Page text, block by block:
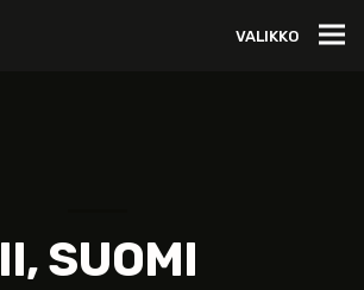
VALIKKO
II, SUOMI